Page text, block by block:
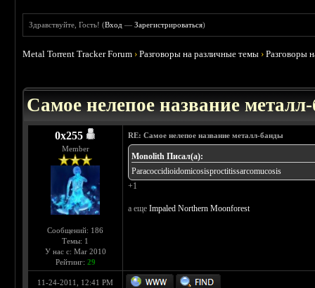
Здравствуйте, Гость! (Вход —Зарегистрироваться)
Metal Torrent Tracker Forum ›Разговоры на различные темы ›Разговоры
Самое нелепое название
0х255
Member
Сообщений: 186
Темы: 1
У нас с: Mar 2010
Рейтинг: 29
RE: Самое нелепое название металл-банды
Monolith Писал(а):
Paracoccidioidomicosisproctitissarcomucosis
+1
а ещеImpaled Northern Moonforest
11-24-2011, 12:41 PM